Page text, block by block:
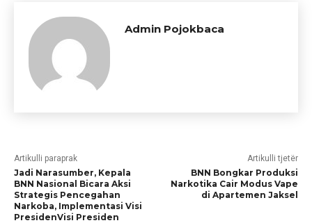
Admin Pojokbaca
Artikulli paraprak
Jadi Narasumber, Kepala
BNN Nasional Bicara Aksi
Strategis Pencegahan
Narkoba, Implementasi Visi
PresidenVisi Presiden
Artikulli tjetër
BNN Bongkar Produksi
Narkotika Cair Modus Vape
di Apartemen Jaksel